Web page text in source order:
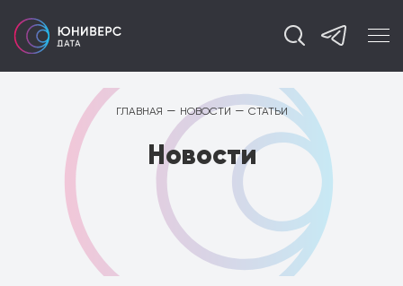
ГЛАВНАЯ — НОВОСТИ — СТАТЬИ
Новости